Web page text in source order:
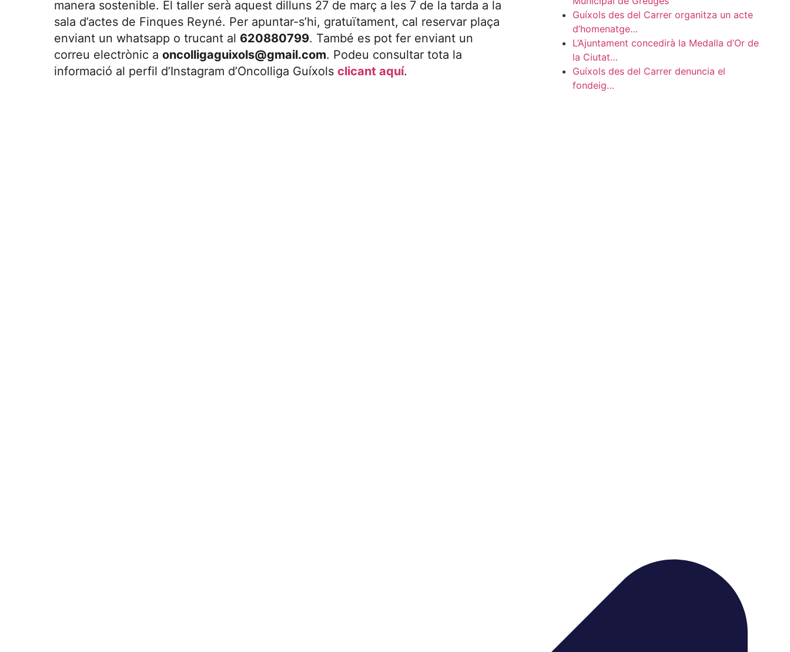
manera sostenible. El taller serà aquest dilluns 27 de març a les 7 de la tarda a la
sala d’actes de Finques Reyné. Per apuntar-s’hi, gratuïtament, cal reservar plaça
enviant un whatsapp o trucant al 620880799. També es pot fer enviant un
correu electrònic a oncolligaguixols@gmail.com. Podeu consultar tota la
informació al perfil d’Instagram d’Oncolliga Guíxols clicant aquí.
Guíxols des del Carrer organitza un acte
d’homenatge…
L’Ajuntament concedirà la Medalla d’Or de
la Ciutat…
Guíxols des del Carrer denuncia el
fondeig…